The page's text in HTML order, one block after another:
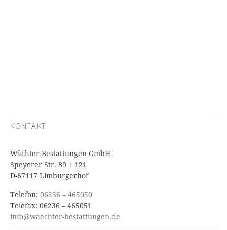
KONTAKT
Wächter Bestattungen GmbH
Speyerer Str. 89 + 121
D-67117 Limburgerhof
Telefon: 06236 – 465050
Telefax: 06236 – 465051
info@waechter-bestattungen.de